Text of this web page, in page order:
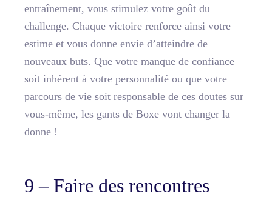
entraînement, vous stimulez votre goût du
challenge. Chaque victoire renforce ainsi votre
estime et vous donne envie d’atteindre de
nouveaux buts. Que votre manque de confiance
soit inhérent à votre personnalité ou que votre
parcours de vie soit responsable de ces doutes sur
vous-même, les gants de Boxe vont changer la
donne !
9 – Faire des rencontres